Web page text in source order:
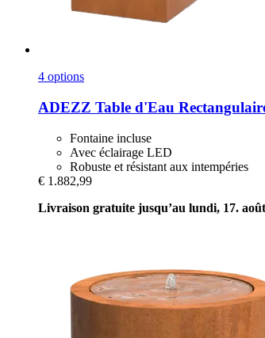
4 options
ADEZZ Table d'Eau
Fontaine incluse
Avec éclairage LED
Robuste et résistant aux intempéries
€ 1.882,99
Livraison gratuite jusqu’au lundi, 17. août